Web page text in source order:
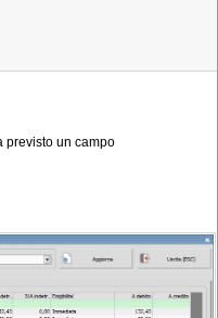
previsto un campo